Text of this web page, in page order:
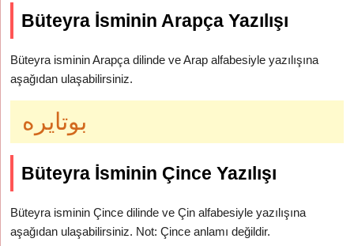
Büteyra İsminin Arapça Yazılışı
Büteyra isminin Arapça dilinde ve Arap alfabesiyle yazılışına
aşağıdan ulaşabilirsiniz.
بوتايره
Büteyra İsminin Çince Yazılışı
Büteyra isminin Çince dilinde ve Çin alfabesiyle yazılışına
aşağıdan ulaşabilirsiniz. Not: Çince anlamı değildir.